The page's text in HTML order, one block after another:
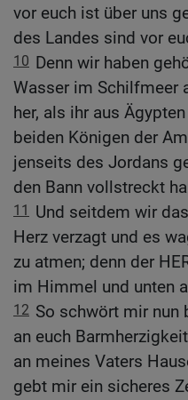
vor euch ist über uns
des Landes sind vor
10 Denn wir haben
Wasser im Schilfmeer
her, als ihr aus
beiden Königen der
jenseits des Jordans
den Bann vollstreckt
11
Und seitdem wir
Herz verzagt und es
zu atmen; denn der
im Himmel und unten
12 So schwört mir nun
an euch
an meines Vaters
gebt mir ein sicheres